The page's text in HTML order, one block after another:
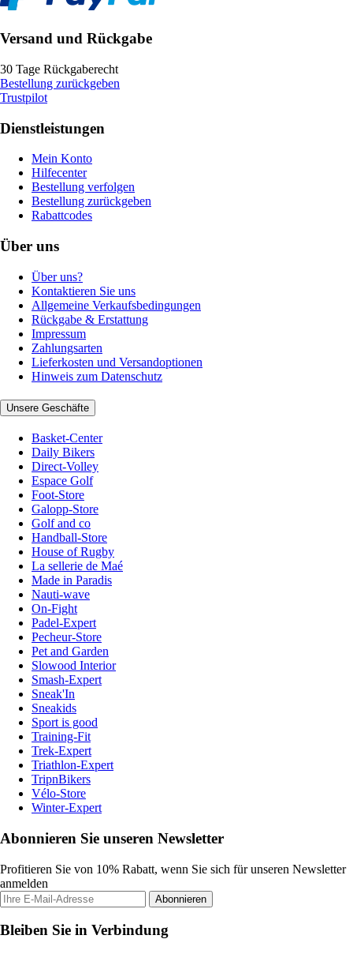
Versand und Rückgabe
30 Tage Rückgaberecht
Bestellung zurückgeben
Trustpilot
Dienstleistungen
Mein Konto
Hilfecenter
Bestellung verfolgen
Bestellung zurückgeben
Rabattcodes
Über uns
Über uns?
Kontaktieren Sie uns
Allgemeine Verkaufsbedingungen
Rückgabe & Erstattung
Impressum
Zahlungsarten
Lieferkosten und Versandoptionen
Hinweis zum Datenschutz
Unsere Geschäfte
Basket-Center
Daily Bikers
Direct-Volley
Espace Golf
Foot-Store
Galopp-Store
Golf and co
Handball-Store
House of Rugby
La sellerie de Maé
Made in Paradis
Nauti-wave
On-Fight
Padel-Expert
Pecheur-Store
Pet and Garden
Slowood Interior
Smash-Expert
Sneak'In
Sneakids
Sport is good
Training-Fit
Trek-Expert
Triathlon-Expert
TripnBikers
Vélo-Store
Winter-Expert
Abonnieren Sie unseren Newsletter
Profitieren Sie von 10% Rabatt, wenn Sie sich für unseren Newsletter
anmelden
Abonnieren
Bleiben Sie in Verbindung